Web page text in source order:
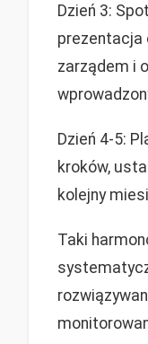
Dzień 3:
prezentacja
zarządem i
Dzień 4-5:
kroków,
kolejny
Taki